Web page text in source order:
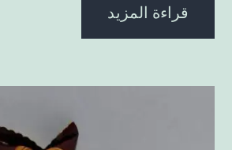
قراءة المزيد